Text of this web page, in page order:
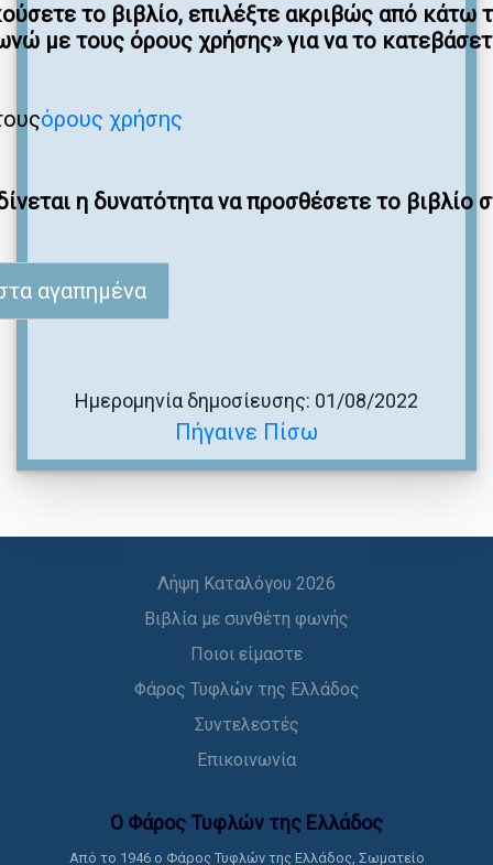
το βιβλίο, επιλέξτε ακριβώς από κάτω
με τους όρους χρήσης» για να το
όρους χρήσης
η δυνατότητα να προσθέσετε το βιβλίο
αγαπημένα
Πήγαινε Πίσω
Ημερομηνία δημοσίευσης: 01/08/2022
Λήψη Καταλόγου 2026
Βιβλία με συνθέτη φωνής
Ποιοι είμαστε
Φάρος Τυφλών της Ελλάδος
Συντελεστές
Επικοινωνία
Ο Φάρος Τυφλών της Ελλάδoς
Από το 1946 ο Φάρος Τυφλών της Ελλάδος, Σωματείο